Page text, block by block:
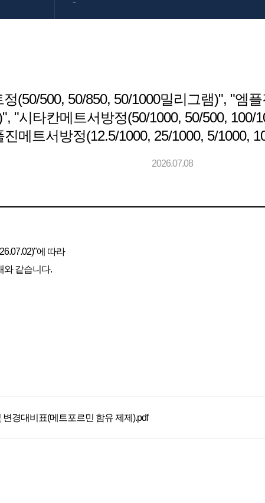
(50/500, 50/850, 50/1000밀리그램)", "엠
"시타칸메트서방정(50/1000, 50/500,
메트서방정(12.5/1000, 25/1000, 5/1000,
2026.07.08
에 따라
와 같습니다.
경대비표(메트포르민 함유 제제).pdf